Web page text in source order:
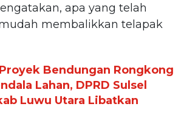
apa yang telah
membalikkan telapak
Proyek Bendungan Rongkong
Lahan, DPRD Sulsel
Luwu Utara Libatkan